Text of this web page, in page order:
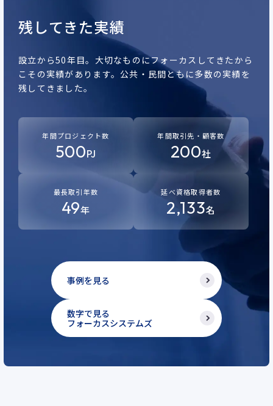
残してきた実績
設立から50年目。 大切なものにフォーカスしてきたから
こその実績があります。 公共・民間ともに多数の実績を
残してきました。
事例を見る
数字で見る
フォーカスシステムズ
年間プロジェクト数
500PJ
年間取引先・顧客数
200社
最長取引年数
49年
延べ資格取得者数
2,133名